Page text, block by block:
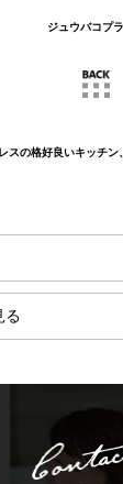
ジュウバコプ
スの格好良いキッチン
る